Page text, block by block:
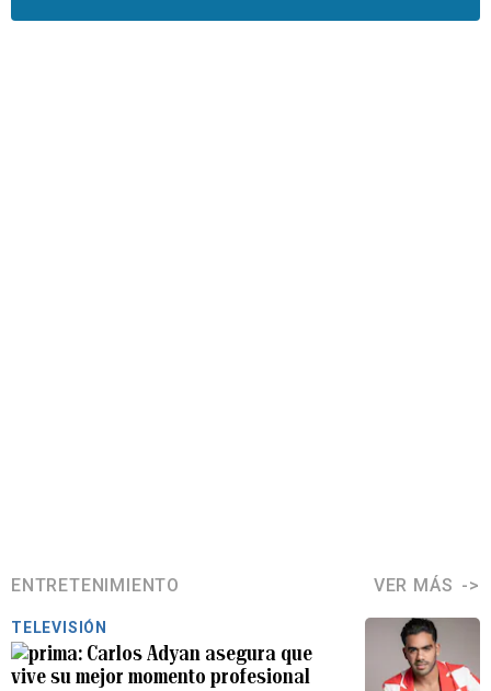
ENTRETENIMIENTO VER MÁS
TELEVISIÓN
Carlos Adyan asegura que
vive su mejor momento profesional